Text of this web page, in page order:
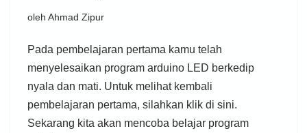
oleh Ahmad Zipur
Pada pembelajaran pertama kamu telah
menyelesaikan program arduino LED berkedip
nyala dan mati. Untuk melihat kembali
pembelajaran pertama, silahkan klik di sini.
Sekarang kita akan mencoba belajar program